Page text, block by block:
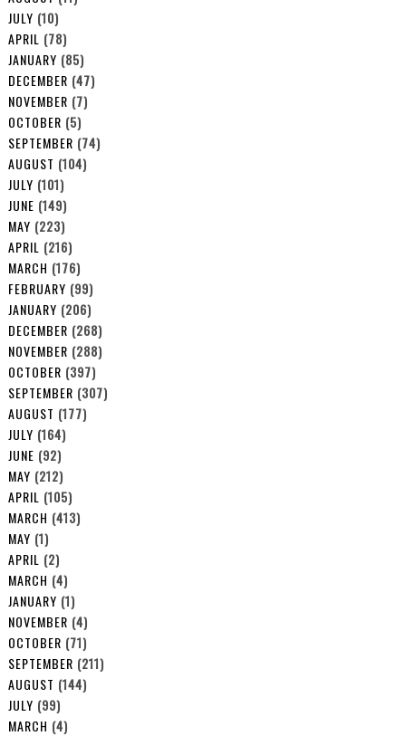
JULY (10)
APRIL (78)
JANUARY (85)
DECEMBER (47)
NOVEMBER (7)
OCTOBER (5)
SEPTEMBER (74)
AUGUST (104)
JULY (101)
JUNE (149)
MAY (223)
APRIL (216)
MARCH (176)
FEBRUARY (99)
JANUARY (206)
DECEMBER (268)
NOVEMBER (288)
OCTOBER (397)
SEPTEMBER (307)
AUGUST (177)
JULY (164)
JUNE (92)
MAY (212)
APRIL (105)
MARCH (413)
MAY (1)
APRIL (2)
MARCH (4)
JANUARY (1)
NOVEMBER (4)
OCTOBER (71)
SEPTEMBER (211)
AUGUST (144)
JULY (99)
MARCH (4)